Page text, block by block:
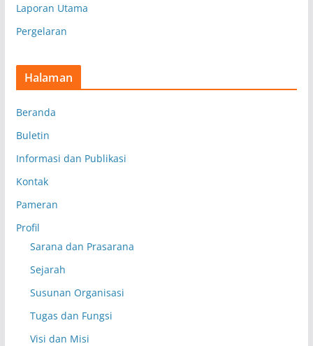
Laporan Utama
Pergelaran
Halaman
Beranda
Buletin
Informasi dan Publikasi
Kontak
Pameran
Profil
Sarana dan Prasarana
Sejarah
Susunan Organisasi
Tugas dan Fungsi
Visi dan Misi